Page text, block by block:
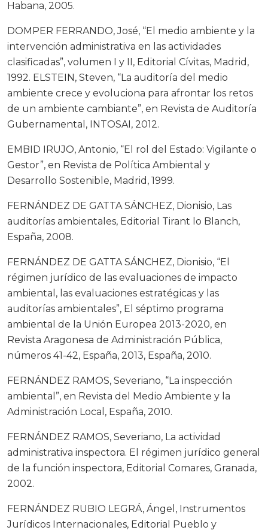
Habana, 2005.
DOMPER FERRANDO, José, “El medio ambiente y la
intervención administrativa en las actividades
clasificadas”, volumen I y II, Editorial Cívitas, Madrid,
1992. ELSTEIN, Steven, “La auditoría del medio
ambiente crece y evoluciona para afrontar los retos
de un ambiente cambiante”, en Revista de Auditoría
Gubernamental, INTOSAI, 2012.
EMBID IRUJO, Antonio, “El rol del Estado: Vigilante o
Gestor”, en Revista de Política Ambiental y
Desarrollo Sostenible, Madrid, 1999.
FERNÁNDEZ DE GATTA SÁNCHEZ, Dionisio, Las
auditorías ambientales, Editorial Tirant lo Blanch,
España, 2008.
FERNÁNDEZ DE GATTA SÁNCHEZ, Dionisio, “El
régimen jurídico de las evaluaciones de impacto
ambiental, las evaluaciones estratégicas y las
auditorías ambientales”, El séptimo programa
ambiental de la Unión Europea 2013-2020, en
Revista Aragonesa de Administración Pública,
números 41-42, España, 2013, España, 2010.
FERNÁNDEZ RAMOS, Severiano, “La inspección
ambiental”, en Revista del Medio Ambiente y la
Administración Local, España, 2010.
FERNÁNDEZ RAMOS, Severiano, La actividad
administrativa inspectora. El régimen jurídico general
de la función inspectora, Editorial Comares, Granada,
2002.
FERNÁNDEZ RUBIO LEGRÁ, Ángel, Instrumentos
Jurídicos Internacionales, Editorial Pueblo y